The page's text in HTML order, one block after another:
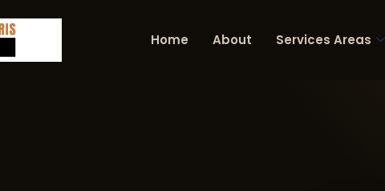
Home About Services Areas